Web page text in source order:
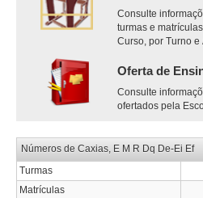
Consulte
turmas e
Curso, por Turno e
Oferta de
Consulte
ofertados pela
Números de Caxias, E M R Dq De-Ei Ef
Turmas
Matrículas